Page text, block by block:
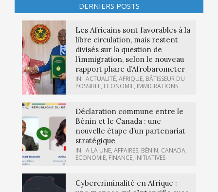
DERNIERS POSTS
Les Africains sont favorables à la
libre circulation, mais restent
divisés sur la question de
l’immigration, selon le nouveau
rapport phare d’Afrobarometer
IN: ACTUALITÉ, AFRIQUE, BÂTISSEUR DU
POSSIBLE, ECONOMIE, IMMIGRATIONS
Déclaration commune entre le
Bénin et le Canada : une
nouvelle étape d’un partenariat
stratégique
IN: A LA UNE, AFFAIRES, BÉNIN, CANADA,
ECONOMIE, FINANCE, INITIATIVES
Cybercriminalité en Afrique :